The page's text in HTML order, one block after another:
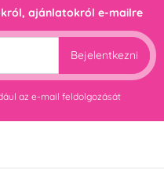
ajánlatokról e-mailre
Bejelentkezni
az e-mail feldolgozását